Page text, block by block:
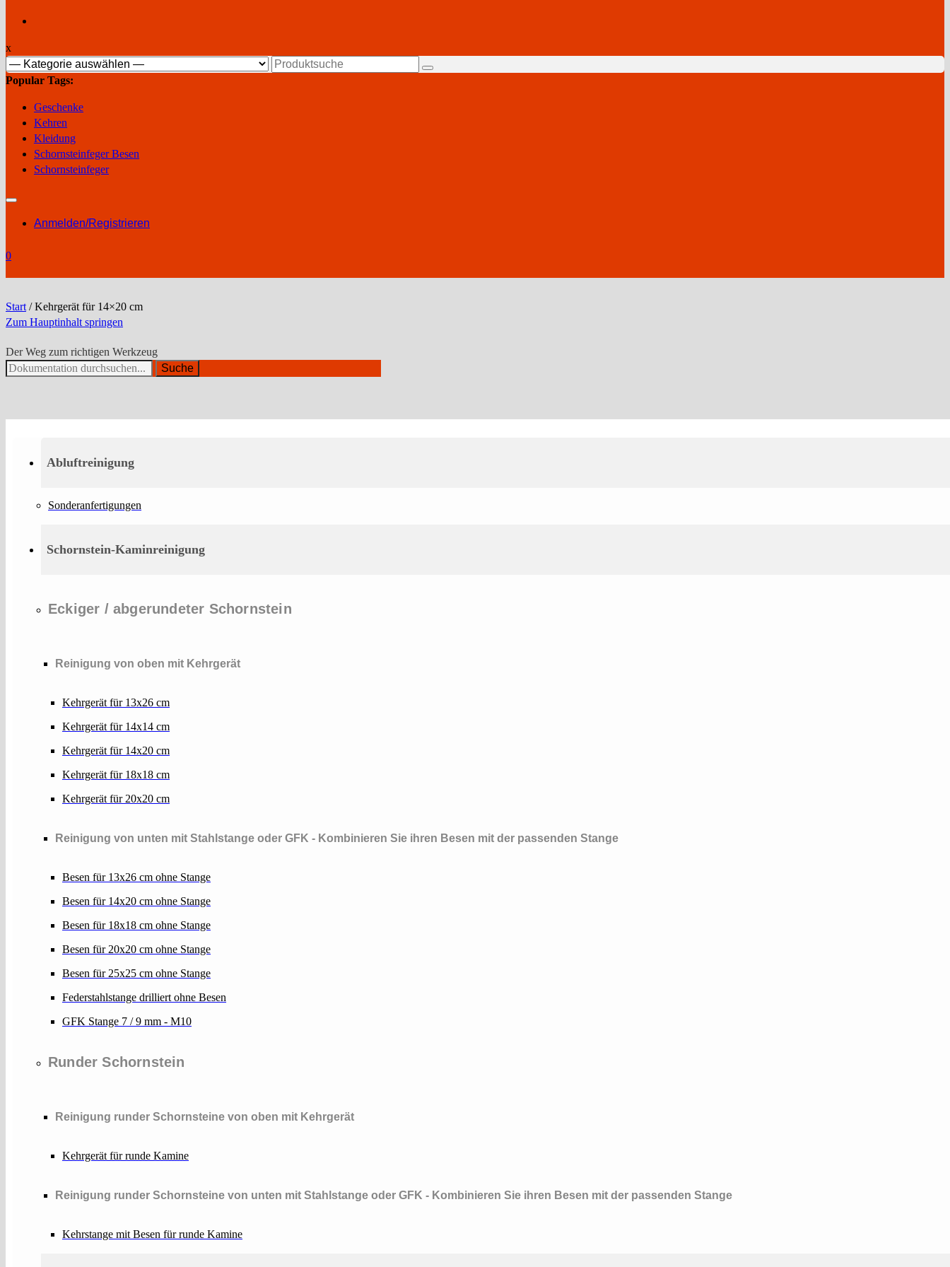
x
Suchen
Popular Tags:
Geschenke
Kehren
Kleidung
Schornsteinfeger Besen
Schornsteinfeger
Anmelden/Registrieren
0
Start / Kehrgerät für 14×20 cm
Zum Hauptinhalt springen
Der Weg zum richtigen Werkzeug
Suche
Abluftreinigung
Sonderanfertigungen
Schornstein-Kaminreinigung
Eckiger / abgerundeter Schornstein
Reinigung von oben mit Kehrgerät
Kehrgerät für 13x26 cm
Kehrgerät für 14x14 cm
Kehrgerät für 14x20 cm
Kehrgerät für 18x18 cm
Kehrgerät für 20x20 cm
Reinigung von unten mit Stahlstange oder GFK - Kombinieren Sie ihren Besen mit der passenden Stange
Besen für 13x26 cm ohne Stange
Besen für 14x20 cm ohne Stange
Besen für 18x18 cm ohne Stange
Besen für 20x20 cm ohne Stange
Besen für 25x25 cm ohne Stange
Federstahlstange drilliert ohne Besen
GFK Stange 7 / 9 mm - M10
Runder Schornstein
Reinigung runder Schornsteine von oben mit Kehrgerät
Kehrgerät für runde Kamine
Reinigung runder Schornsteine von unten mit Stahlstange oder GFK - Kombinieren Sie ihren Besen mit der passenden Stange
Kehrstange mit Besen für runde Kamine